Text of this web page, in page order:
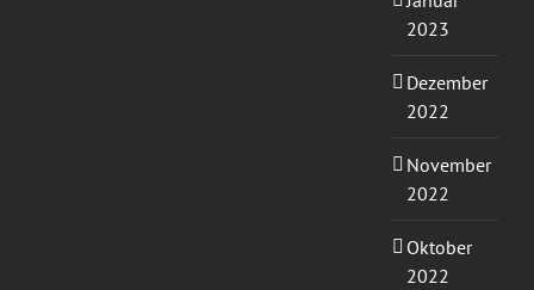
2023
Dezember
2022
November
2022
Oktober
2022